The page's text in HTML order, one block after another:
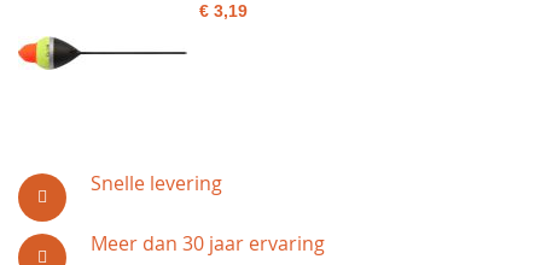
Snelle levering
Meer dan 30 jaar ervaring
€ 3,19